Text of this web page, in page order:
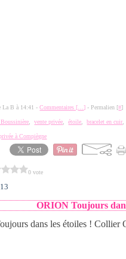
La B à 14:41 -Commentaires [ …] - Permalien [#]
,vente privée ,étoile ,bracelet en cuir
à Compiègne
0 vote
ORION Toujours